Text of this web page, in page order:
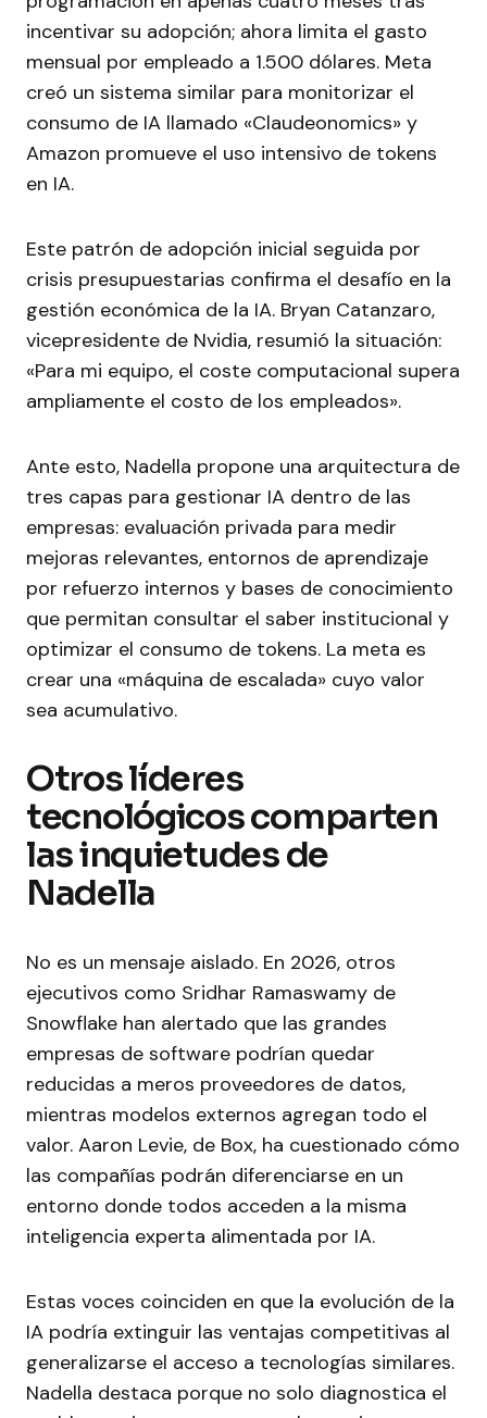
incentivar su adopción; ahora limita el gasto
mensual por empleado a 1.500 dólares. Meta
creó un sistema similar para monitorizar el
consumo de IA llamado «Claudeonomics» y
Amazon promueve el uso intensivo de tokens
en IA.
Este patrón de adopción inicial seguida por
crisis presupuestarias confirma el desafío en la
gestión económica de la IA. Bryan Catanzaro,
vicepresidente de Nvidia, resumió la situación:
«Para mi equipo, el coste computacional supera
ampliamente el costo de los empleados».
Ante esto, Nadella propone una arquitectura de
tres capas para gestionar IA dentro de las
empresas: evaluación privada para medir
mejoras relevantes, entornos de aprendizaje
por refuerzo internos y bases de conocimiento
que permitan consultar el saber institucional y
optimizar el consumo de tokens. La meta es
crear una «máquina de escalada» cuyo valor
sea acumulativo.
Otros líderes
tecnológicos comparten
las inquietudes de
Nadella
No es un mensaje aislado. En 2026, otros
ejecutivos como Sridhar Ramaswamy de
Snowflake han alertado que las grandes
empresas de software podrían quedar
reducidas a meros proveedores de datos,
mientras modelos externos agregan todo el
valor. Aaron Levie, de Box, ha cuestionado cómo
las compañías podrán diferenciarse en un
entorno donde todos acceden a la misma
inteligencia experta alimentada por IA.
Estas voces coinciden en que la evolución de la
IA podría extinguir las ventajas competitivas al
generalizarse el acceso a tecnologías similares.
Nadella destaca porque no solo diagnostica el